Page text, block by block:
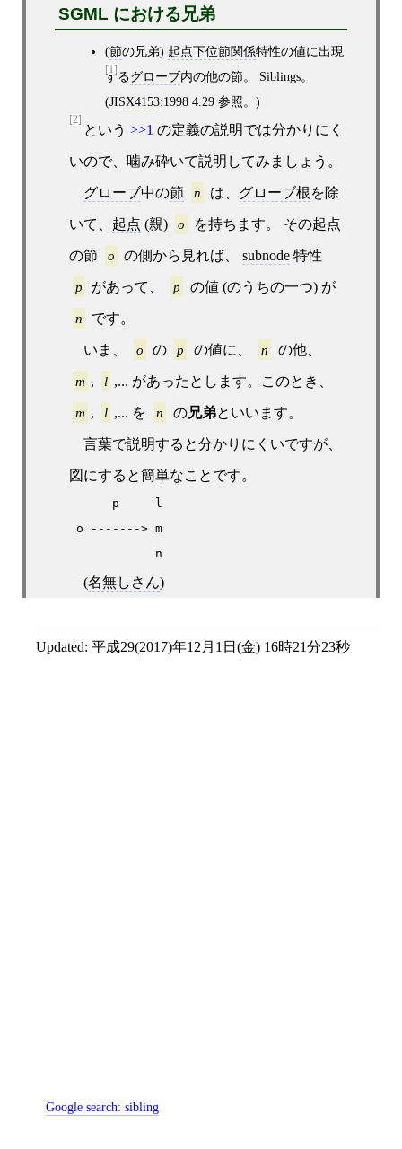
SGML における兄弟
[1]
(節の兄弟) 起点下位節関係特性の値に出現
するグローブ内の他の節。 Siblings。
(JISX4153:1998 4.29 参照。)
[2]
という >>1 の定義の説明では分かりにく
いので、噛み砕いて説明してみましょう。
グローブ中の節 n は、 グローブ根を除
いて、 起点 (親) o を持ちます。 その起点
の節 o の側から見れば、subnode 特性
p があって、 p の値 (のうちの一つ) が
n です。
いま、 o の p の値に、 n の他、
m , l ,... があったとします。このとき、
m , l ,... を n の兄弟といいます。
言葉で説明すると分かりにくいですが、
図にすると簡単なことです。
      p     l
o -------> m
            n
(名無しさん)
Updated: 平成29(2017)年12月1日(金) 16時21分23秒
Google search:sibling